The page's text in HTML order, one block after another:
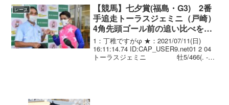
後に伸び切れなかった。「前走...
レース
【競馬】七夕賞(福島・G3) 2番
手追走トーラスジェミニ（戸崎）
4角先頭ゴール前の追い比べを制
し重賞初制覇！
1：丁稚ですがφ ★：2021/07/11(日)
16:11:14.74 ID:CAP_USER9.net01 2 04
トーラスジェミニ 牡5/466(. -6)/